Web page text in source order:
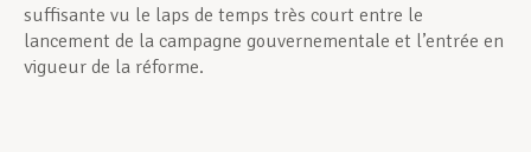
suffisante vu le laps de temps très court entre le
lancement de la campagne gouvernementale et l’entrée en
vigueur de la réforme.